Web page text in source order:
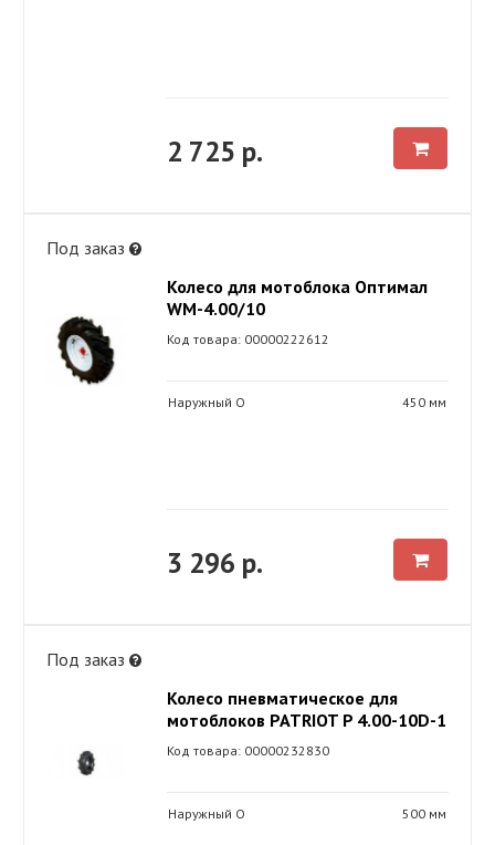
2 725 р.
Под заказ
Колесо для мотоблока Оптимал
WM-4.00/10
Код товара: 00000222612
Наружный O 450 мм
3 296 р.
Под заказ
Колесо пневматическое для
мотоблоков PATRIOT P 4.00-10D-1
Код товара: 00000232830
Наружный O 500 мм